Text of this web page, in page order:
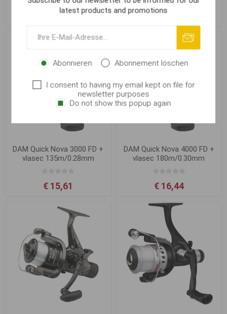
€ 41,16 € 41,16
DAM Quick Nova 3000 FD +
vlasec 135m/0.28mm
€ 15,61
DAM Quick Nova 4000 FD +
vlasec 180m/0.30mm
€ 16,44
latest products and promotions
Abonnieren Abonnement löschen
I consent to having my email kept on file for
newsletter purposes
Do not show this popup again